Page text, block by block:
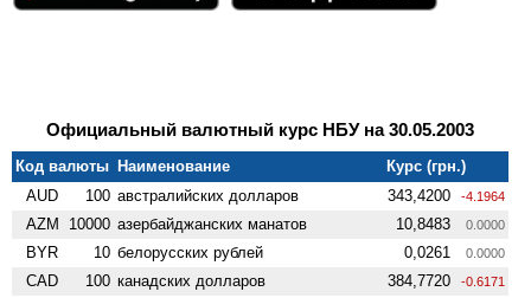
Официальный валютный курс НБУ на 30.05.2003
Код валюты Наименование
Курс (грн.)
AUD
100 австралийских долларов 343,4200 -4.1964
AZM 10000 азербайджанских манатов 10,8483 0.0000
BYR 10 белорусских рублей 0,0261 0.0000
CAD 100 канадских долларов 384,7720 -0.6171